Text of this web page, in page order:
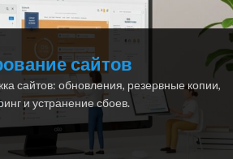
сайтов
сайтов: обновления, резервные копии,
и устранение сбоев.